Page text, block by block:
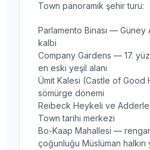
Town panoramik şehir turu:
Parlamento Binası — Güney
kalbi
Company Gardens — 17.
en eski yeşil alanı
Ümit Kalesi (Castle of
sömürge dönemi
Reibeck Heykeli ve
Town tarihi merkezi
Bo-Kaap Mahallesi —
çoğunluğu Müslüman halkın